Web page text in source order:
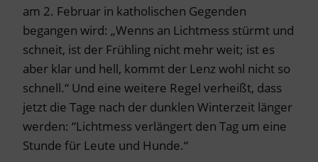
am 2. Februar in katholischen Gegenden
begangen wird: „Wenns an Lichtmess stürmt und
schneit, ist der Frühling nicht mehr weit; ist es
aber klar und hell, kommt der Lenz wohl nicht so
schnell.“ Und eine weitere Regel verheißt, dass
jetzt die Tage nach der dunklen Winterzeit länger
werden: “Lichtmess verlängert den Tag um eine
Stunde für Leute und Hunde.“